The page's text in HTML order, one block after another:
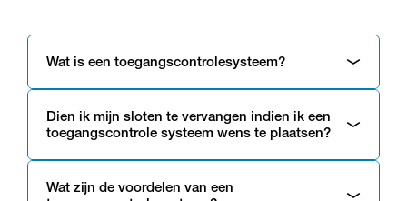
Wat is een toegangscontrolesysteem?
Dien ik mijn sloten te vervangen indien ik een
toegangscontrole systeem wens te plaatsen?
Wat zijn de voordelen van een